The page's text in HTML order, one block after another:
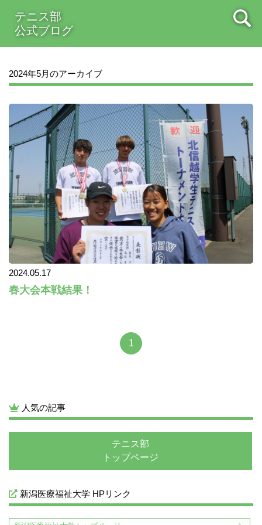
テニス部
公式ブログ
2024年5月のアーカイブ
2024.05.17
春大会本戦結果！
1
人気の記事
テニス部
トップページ
新潟医療福祉大学 HPリンク